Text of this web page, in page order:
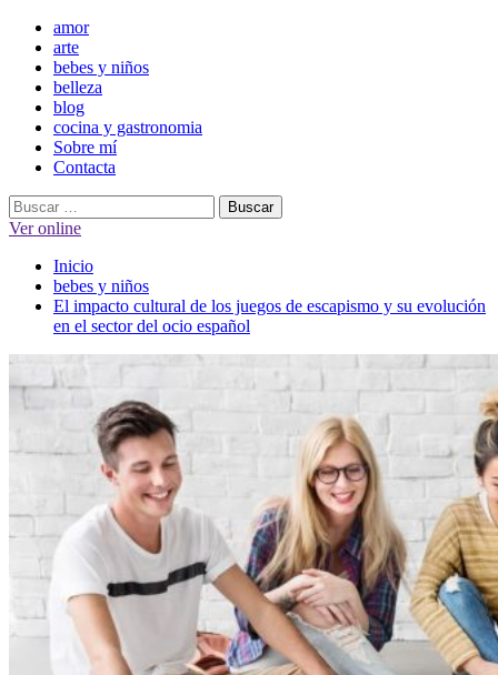
Menú
principal
amor
arte
bebes y niños
belleza
blog
cocina y gastronomia
Sobre mí
Contacta
Buscar:
Ver online
Inicio
bebes y niños
El impacto cultural de los juegos de escapismo y su evolución
en el sector del ocio español